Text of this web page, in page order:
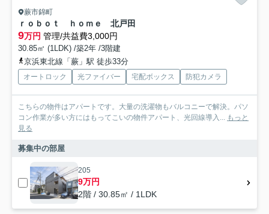
蕨市錦町
ｒｏｂｏｔ ｈｏｍｅ 北戸田
9万円 管理/共益費3,000円
30.85㎡ (1LDK) /築2年 /3階建
京浜東北線「蕨」駅 徒歩33分
オートロック 光ファイバー 宅配ボックス 防犯カメラ
こちらの物件はアパートです。大量の洗濯物もバルコニーで解決。パソ
コン作業が多い方にはもってこいの物件アパート、光回線導入... もっと
見る
募集中の部屋
205
9万円
2階 / 30.85㎡ / 1LDK